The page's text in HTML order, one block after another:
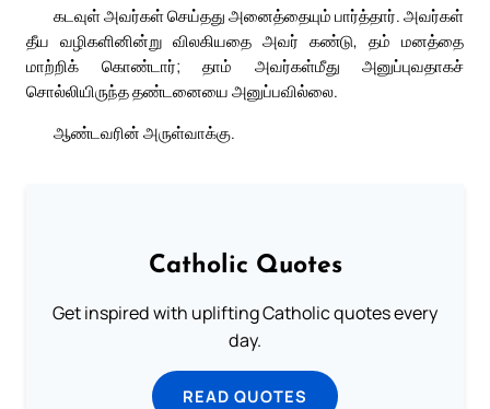
கடவுள் அவர்கள் செய்தது அனைத்தையும் பார்த்தார். அவர்கள்
தீய வழிகளினின்று விலகியதை அவர் கண்டு, தம் மனத்தை
மாற்றிக் கொண்டார்; தாம் அவர்கள்மீது அனுப்புவதாகச்
சொல்லியிருந்த தண்டனையை அனுப்பவில்லை.
ஆண்டவரின் அருள்வாக்கு.
Catholic Quotes
Get inspired with uplifting Catholic quotes every
day.
READ QUOTES